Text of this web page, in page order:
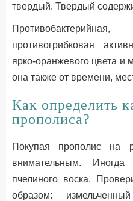
твердый. Твердый
противогрибковая
ярко-оранжевого цвета
она также от времени,
Как определить
прополиса?
Покупая прополис на
внимательным.
пчелиного воска.
образом: